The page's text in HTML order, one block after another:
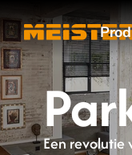
Een revolutie